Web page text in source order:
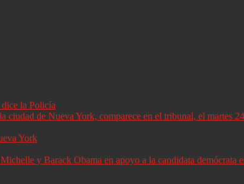
la Policía
York
y Barack Obama en apoyo a la candidata